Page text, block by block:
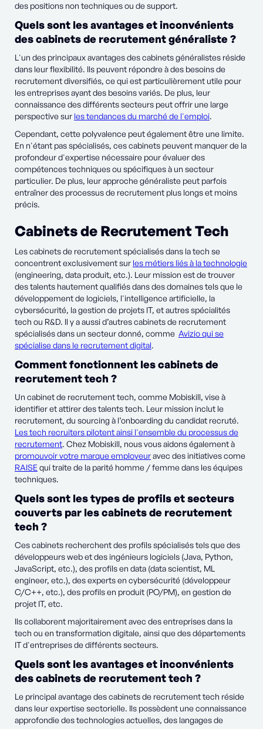
des positions non techniques ou de support.
Quels sont les avantages et inconvénients
des cabinets de recrutement généraliste ?
L'un des principaux avantages des cabinets généralistes réside
dans leur flexibilité. Ils peuvent répondre à des besoins de
recrutement diversifiés, ce qui est particulièrement utile pour
les entreprises ayant des besoins variés. De plus, leur
connaissance des différents secteurs peut offrir une large
perspective sur les tendances du marché de l'emploi.
Cependant, cette polyvalence peut également être une limite.
En n'étant pas spécialisés, ces cabinets peuvent manquer de la
profondeur d'expertise nécessaire pour évaluer des
compétences techniques ou spécifiques à un secteur
particulier. De plus, leur approche généraliste peut parfois
entraîner des processus de recrutement plus longs et moins
précis.
Cabinets de Recrutement Tech
Les cabinets de recrutement spécialisés dans la tech se
concentrent exclusivement sur les métiers liés à la technologie
(engineering, data produit, etc.). Leur mission est de trouver
des talents hautement qualifiés dans des domaines tels que le
développement de logiciels, l'intelligence artificielle, la
cybersécurité, la gestion de projets IT, et autres spécialités
tech ou R&D. Il y a aussi d’autres cabinets de recrutement
spécialisés dans un secteur donné, comme Avizio qui se
spécialise dans le recrutement digital.
Comment fonctionnent les cabinets de
recrutement tech ?
Un cabinet de recrutement tech, comme Mobiskill, vise à
identifier et attirer des talents tech. Leur mission inclut le
recrutement, du sourcing à l’onboarding du candidat recruté.
Les tech recruiters pilotent ainsi l'ensemble du processus de
recrutement. Chez Mobiskill, nous vous aidons également à
promouvoir votre marque employeuravec des initiatives come
RAISE qui traite de la parité homme / femme dans les équipes
techniques.
Quels sont les types de profils et secteurs
couverts par les cabinets de recrutement
tech ?
Ces cabinets recherchent des profils spécialisés tels que des
développeurs web et des ingénieurs logiciels (Java, Python,
JavaScript, etc.), des profils en data (data scientist, ML
engineer, etc.), des experts en cybersécurité (développeur
C/C++, etc.), des profils en produit (PO/PM), en gestion de
projet IT, etc.
Ils collaborent majoritairement avec des entreprises dans la
tech ou en transformation digitale, ainsi que des départements
IT d'entreprises de différents secteurs.
Quels sont les avantages et inconvénients
des cabinets de recrutement tech ?
Le principal avantage des cabinets de recrutement tech réside
dans leur expertise sectorielle. Ils possèdent une connaissance
approfondie des technologies actuelles, des langages de